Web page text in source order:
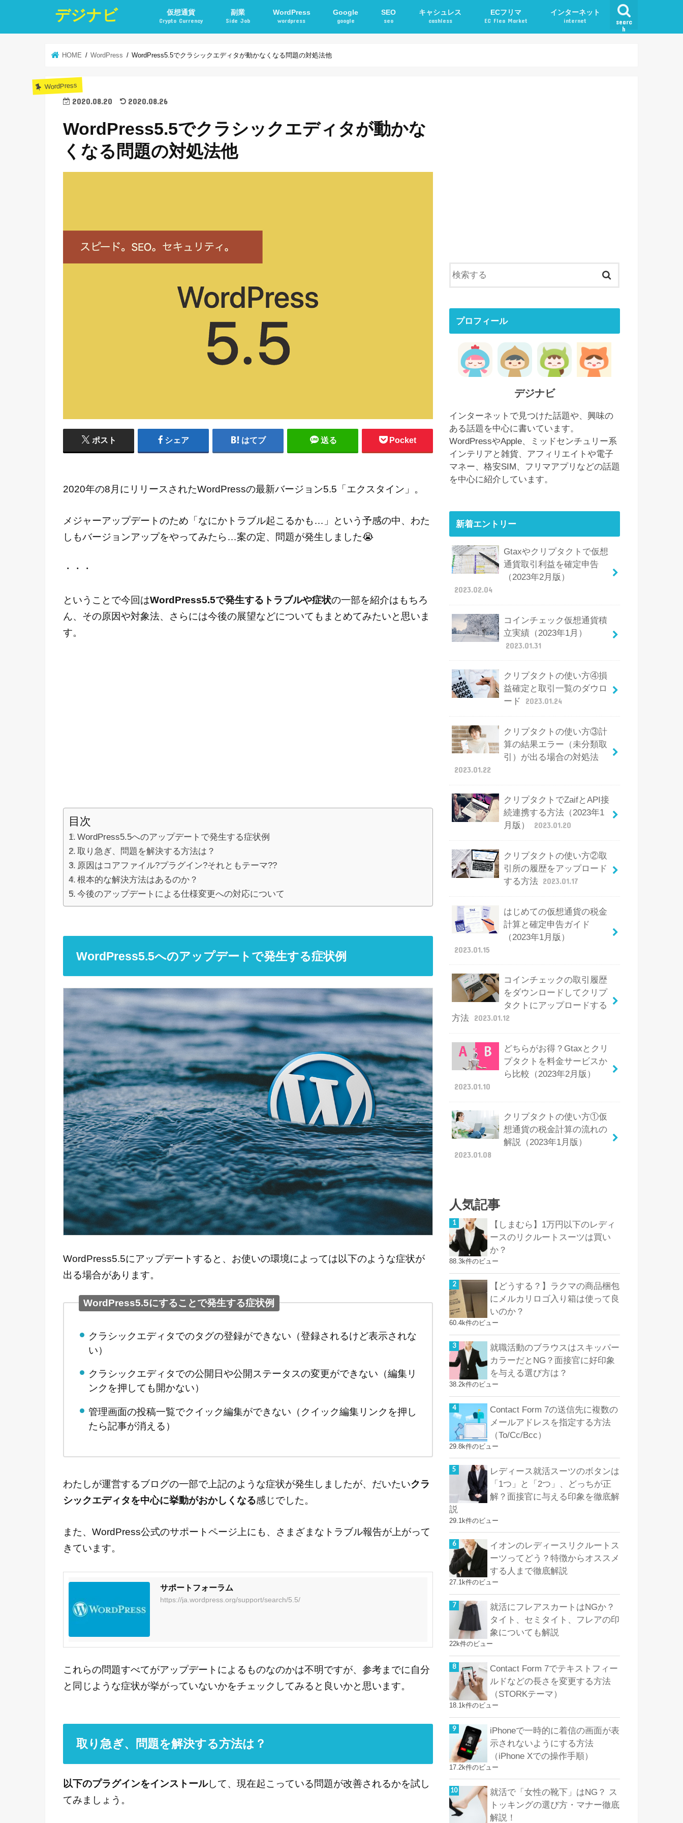
デジナビ
searc
h
仮想通貨
Crypto Currency
副業
Side Job
WordPress
wordpress
Google
google
SEO
seo
キャシュレス
cashless
ECフリマ
EC Flea Market
インターネット
internet
HOME WordPress WordPress5.5でクラシックエディタが動かなくなる問題の対処法他
WordPress
2020.08.20 2020.08.26
WordPress5.5でクラシックエディタが動かな
くなる問題の対処法他
ポスト シェア はてブ 送る Pocket
2020年の8月にリリースされたWordPressの最新バージョン5.5「エクスタイン」。
メジャーアップデートのため「なにかトラブル起こるかも…」という予感の中、わた
しもバージョンアップをやってみたら…案の定、問題が発生しました😭
・・・
ということで今回はWordPress5.5で発生するトラブルや症状の一部を紹介はもちろ
ん、その原因や対象法、さらには今後の展望などについてもまとめてみたいと思いま
す。
目次
WordPress5.5へのアップデートで発生する症状例
取り急ぎ、問題を解決する方法は？
原因はコアファイル?プラグイン?それともテーマ??
根本的な解決方法はあるのか？
今後のアップデートによる仕様変更への対応について
WordPress5.5へのアップデートで発生する症状例
WordPress5.5にアップデートすると、お使いの環境によっては以下のような症状が
出る場合があります。
WordPress5.5にすることで発生する症状例
クラシックエディタでのタグの登録ができない（登録されるけど表示されな
い）
クラシックエディタでの公開日や公開ステータスの変更ができない（編集リ
ンクを押しても開かない）
管理画面の投稿一覧でクイック編集ができない（クイック編集リンクを押し
たら記事が消える）
わたしが運営するブログの一部で上記のような症状が発生しましたが、だいたいクラ
シックエディタを中心に挙動がおかしくなる感じでした。
また、WordPress公式のサポートページ上にも、さまざまなトラブル報告が上がって
きています。
サポートフォーラム
https://ja.wordpress.org/support/search/5.5/
これらの問題すべてがアップデートによるものなのかは不明ですが、参考までに自分
と同じような症状が挙がっていないかをチェックしてみると良いかと思います。
取り急ぎ、問題を解決する方法は？
以下のプラグインをインストールして、現在起こっている問題が改善されるかを試し
てみましょう。
プロフィール
デジナビ
インターネットで見つけた話題や、興味の
ある話題を中心に書いています。
WordPressやApple、ミッドセンチュリー系
インテリアと雑貨、アフィリエイトや電子
マネー、格安SIM、フリマアプリなどの話題
を中心に紹介しています。
新着エントリー
Gtaxやクリプタクトで仮想
通貨取引利益を確定申告
（2023年2月版）
2023.02.04
コインチェック仮想通貨積
立実績（2023年1月）
2023.01.31
クリプタクトの使い方④損
益確定と取引一覧のダウロ
ード
2023.01.24
クリプタクトの使い方③計
算の結果エラー（未分類取
引）が出る場合の対処法
2023.01.22
クリプタクトでZaifとAPI接
続連携する方法（2023年1
月版）
2023.01.20
クリプタクトの使い方②取
引所の履歴をアップロード
する方法 2023.01.17
はじめての仮想通貨の税金
計算と確定申告ガイド
（2023年1月版）
2023.01.15
コインチェックの取引履歴
をダウンロードしてクリプ
タクトにアップロードする
方法
2023.01.12
どちらがお得？Gtaxとクリ
プタクトを料金サービスか
ら比較（2023年2月版）
2023.01.10
クリプタクトの使い方①仮
想通貨の税金計算の流れの
解説（2023年1月版）
2023.01.08
人気記事
【しまむら】1万円以下のレディ
ースのリクルートスーツは買い
か？
88.3k件のビュー
【どうする？】ラクマの商品梱包
にメルカリロゴ入り箱は使って良
いのか？
60.4k件のビュー
就職活動のブラウスはスキッパー
カラーだとNG？面接官に好印象
を与える選び方は？
38.2k件のビュー
Contact Form 7の送信先に複数の
メールアドレスを指定する方法
（To/Cc/Bcc）
29.8k件のビュー
レディース就活スーツのボタンは
「1つ」と「2つ」、どっちが正
解？面接官に与える印象を徹底解
説
29.1k件のビュー
イオンのレディースリクルートス
ーツってどう？特徴からオススメ
する人まで徹底解説
27.1k件のビュー
就活にフレアスカートはNGか？
タイト、セミタイト、フレアの印
象についても解説
22k件のビュー
Contact Form 7でテキストフィー
ルドなどの長さを変更する方法
（STORKテーマ）
18.1k件のビュー
iPhoneで一時的に着信の画面が表
示されないようにする方法
（iPhone Xでの操作手順）
17.2k件のビュー
就活で「女性の靴下」はNG？ ス
トッキングの選び方・マナー徹底
解説！